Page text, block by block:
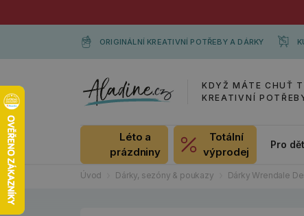
ORIGINÁLNÍ KREATIVNÍ POTŘEBY A DÁRKY
KDYŽ MÁTE CHUŤ
KREATIVNÍ
Léto a
prázdniny
Totální
výprodej
Pro
Úvod Dárky, sezóny & poukazy Dárky Wrendale